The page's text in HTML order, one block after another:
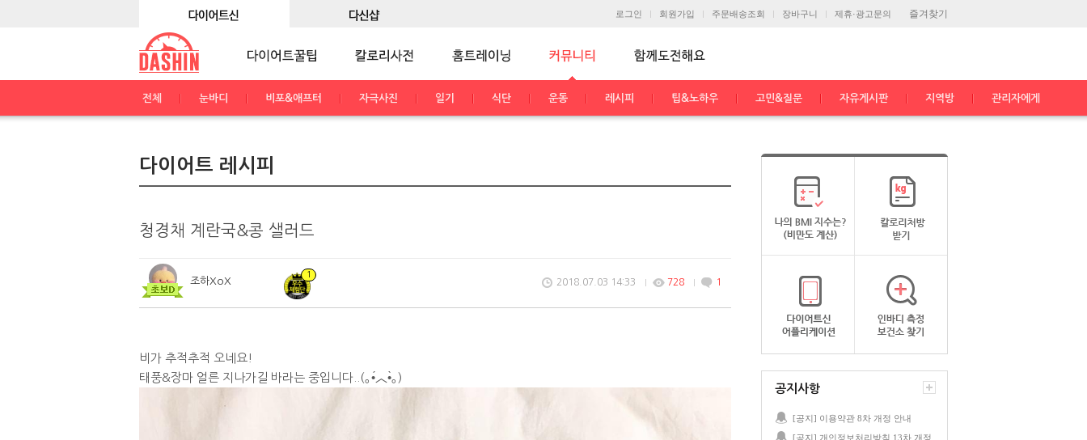
즐겨찾기
로그인 회원가입 주문배송조회 장바구니 제휴·광고문의
전체 눈바디 비포&애프터 자극사진 일기 식단 운동 레시피 팁&노하우 고민&질문 자유게시판 지역방 관리자에게
다이어트 레시피
청경채 계란국&콩 샐러드
조하XoX
1
2018.07.03 14:33 728 1
비가 추적추적 오네요!
태풍&장마 얼른 지나가길 바라는 중입니다..(｡•́︿•̀｡)
공지사항
[공지] 이용약관 8차 개정 안내